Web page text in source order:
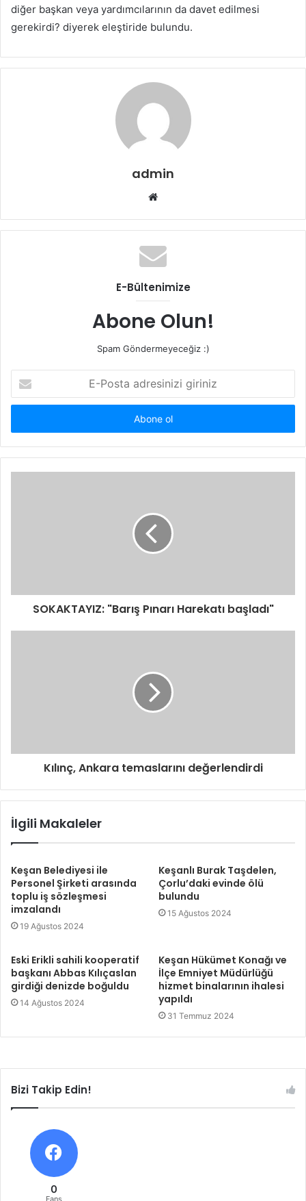
diğer başkan veya yardımcılarının da davet edilmesi
gerekirdi? diyerek eleştiride bulundu.
admin
Web
E-Bültenimize
Abone Olun!
Spam Göndermeyeceğiz :)
Posta
adresinizi
SOKAKTAYIZ: "Barış Pınarı Harekatı başladı"
Kılınç, Ankara temaslarını değerlendirdi
İlgili Makaleler
Keşan Belediyesi ile
Personel Şirketi arasında
toplu iş sözleşmesi
imzalandı
19 Ağustos 2024
Keşanlı Burak Taşdelen,
Çorlu’daki evinde ölü
bulundu
15 Ağustos 2024
Eski Erikli sahili kooperatif
başkanı Abbas Kılıçaslan
girdiği denizde boğuldu
14 Ağustos 2024
Keşan Hükümet Konağı ve
İlçe Emniyet Müdürlüğü
hizmet binalarının ihalesi
yapıldı
31 Temmuz 2024
Bizi Takip Edin!
0
Fans